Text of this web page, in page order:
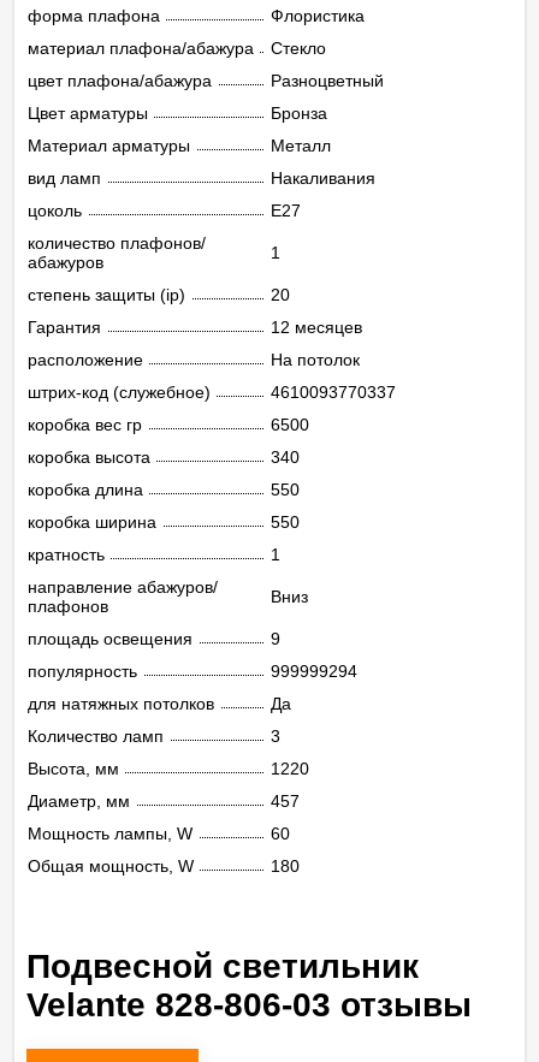
форма плафона
Флористика
материал плафона/абажура
Стекло
цвет плафона/абажура
Разноцветный
Цвет арматуры
Бронза
Материал арматуры
Металл
вид ламп
Накаливания
цоколь
E27
количество плафонов/
абажуров
1
степень защиты (ip)
20
Гарантия
12 месяцев
расположение
На потолок
штрих-код (служебное)
4610093770337
коробка вес гр
6500
коробка высота
340
коробка длина
550
коробка ширина
550
кратность
1
направление абажуров/
плафонов
Вниз
площадь освещения
9
популярность
999999294
для натяжных потолков
Да
Количество ламп
3
Высота, мм
1220
Диаметр, мм
457
Мощность лампы, W
60
Общая мощность, W
180
Подвесной светильник
Velante 828-806-03 отзывы